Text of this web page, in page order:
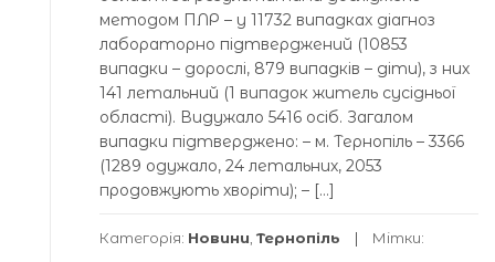
методом ПЛР – у 11732 випадках діагноз
лабораторно підтверджений (10853
випадки – дорослі, 879 випадків – діти), з них
141 летальний (1 випадок житель сусідньої
області). Видужало 5416 осіб. Загалом
випадки підтверджено: – м. Тернопіль – 3366
(1289 одужало, 24 летальних, 2053
продовжують хворіти); – […]
Категорія: Новини Тернопіль Мітки: